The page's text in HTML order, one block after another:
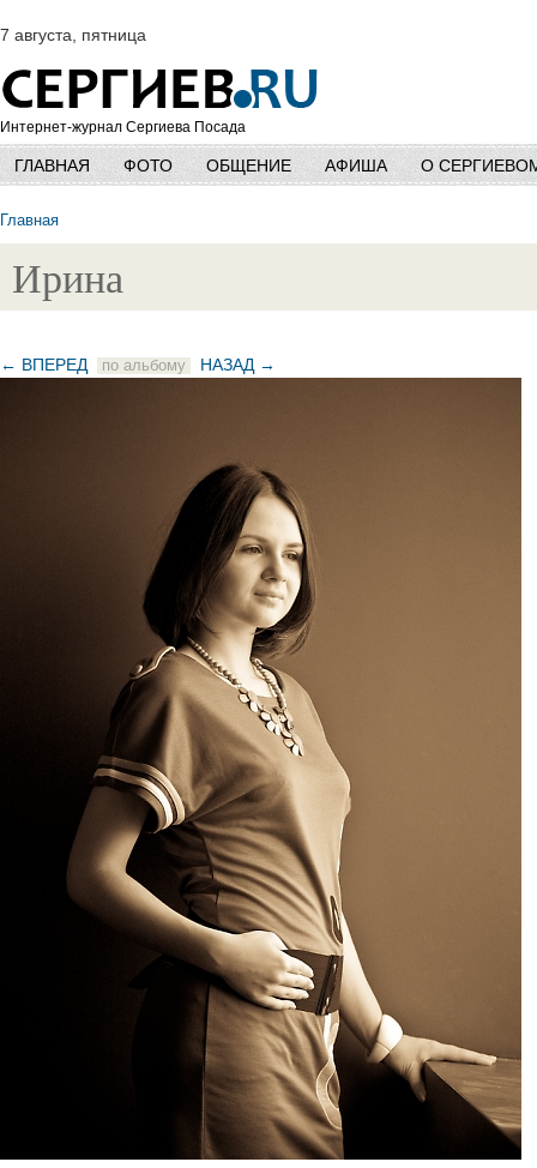
7 августа, пятница
Интернет-журнал Сергиева Посада
ГЛАВНАЯ ФОТО ОБЩЕНИЕ АФИША О
Главная
Ирина
← ВПЕРЕД по альбому НАЗАД →